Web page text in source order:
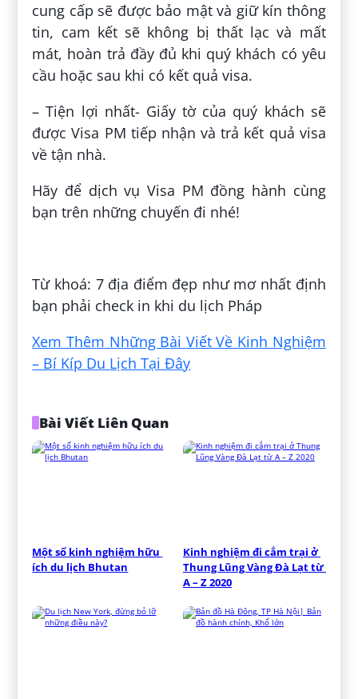
cung cấp sẽ được bảo mật và giữ kín thông
tin, cam kết sẽ không bị thất lạc và mất
mát, hoàn trả đầy đủ khi quý khách có yêu
cầu hoặc sau khi có kết quả visa.
– Tiện lợi nhất- Giấy tờ của quý khách sẽ
được Visa PM tiếp nhận và trả kết quả visa
về tận nhà.
Hãy để dịch vụ Visa PM đồng hành cùng
bạn trên những chuyến đi nhé!
Từ khoá: 7 địa điểm đẹp như mơ nhất định
bạn phải check in khi du lịch Pháp
Xem Thêm Những Bài Viết Về Kinh Nghiệm
– Bí Kíp Du Lịch Tại Đây
Bài Viết Liên Quan
Một số kinh nghiệm hữu
ích du lịch Bhutan
Kinh nghiệm đi cắm trại ở
Thung Lũng Vàng Đà Lạt từ
A – Z 2020